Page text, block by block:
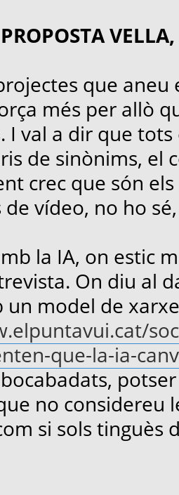
que
més per allò
I val a dir que
de sinònims,
crec que són
vídeo, no ho
la IA, on estic
On diu al
un model de
que-la-ia-
no considereu
si sols tinguès